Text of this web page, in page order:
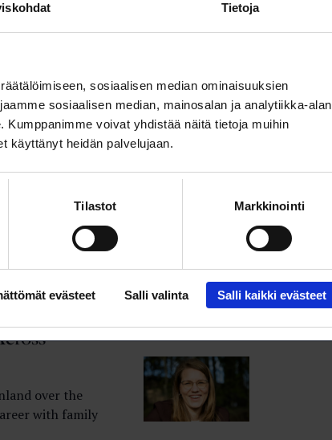
Tietoja
sosiaalisen median ominaisuuksien
sosiaalisen median, mainosalan ja analytiikka-alan
voivat yhdistää näitä tietoja muihin
käyttänyt heidän palvelujaan.
Tilastot Markkinointi
evästeet Salli valinta Salli kaikki evästeet
kun
-
24.4.
over the
with family